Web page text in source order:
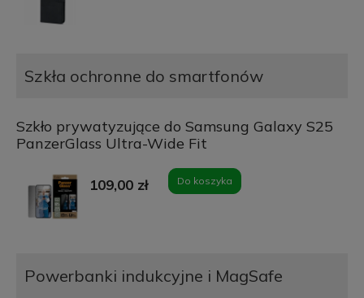
Szkła ochronne do smartfonów
Szkło prywatyzujące do Samsung Galaxy S25
PanzerGlass Ultra-Wide Fit
109,00 zł Do koszyka
Powerbanki indukcyjne i MagSafe